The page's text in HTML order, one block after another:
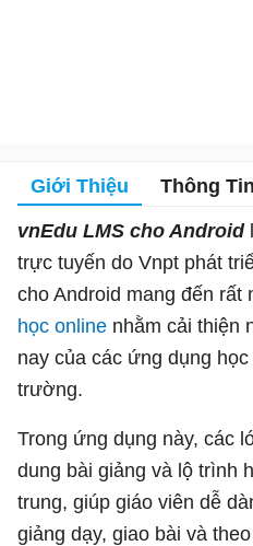
Giới Thiệu Thông Tin
vnEdu LMS cho Android
trực tuyến do Vnpt phát
cho Android mang đến rất
học online nhằm cải thiện
nay của các ứng dụng
trường.
Trong ứng dụng này, các
dung bài giảng và lộ trình
trung, giúp giáo viên dễ
giảng dạy, giao bài và